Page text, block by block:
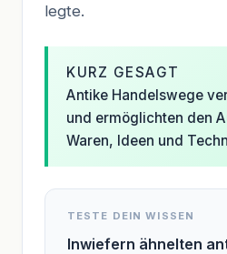
legte.
KURZ GESAGT
Antike Handelswege
und ermöglichten den
Waren, Ideen und
TESTE DEIN WISSEN
Inwiefern ähnelten